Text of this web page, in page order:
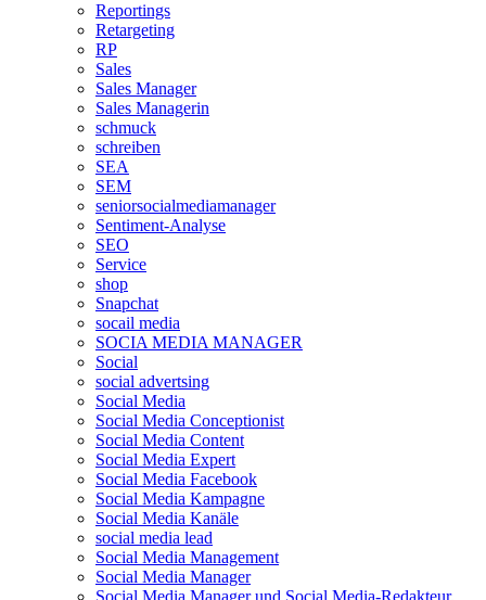
Reportings
Retargeting
RP
Sales
Sales Manager
Sales Managerin
schmuck
schreiben
SEA
SEM
seniorsocialmediamanager
Sentiment-Analyse
SEO
Service
shop
Snapchat
socail media
SOCIA MEDIA MANAGER
Social
social advertsing
Social Media
Social Media Conceptionist
Social Media Content
Social Media Expert
Social Media Facebook
Social Media Kampagne
Social Media Kanäle
social media lead
Social Media Management
Social Media Manager
Social Media Manager und Social Media-Redakteur.